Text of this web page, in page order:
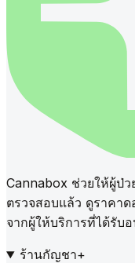
Cannabox ช่วยให้ผู้ป่ว
ตรวจสอบแล้ว ดูราคาด
จากผู้ให้บริการที่ได้รับ
ร้านกัญชา+